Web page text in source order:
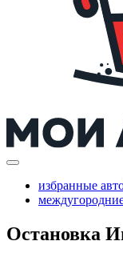
избранные
Остановка